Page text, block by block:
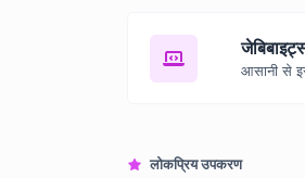
लोकप्रिय उपकरण